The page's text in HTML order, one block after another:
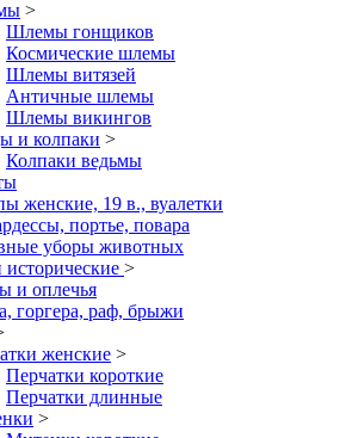
>
Шлемы гонщиков
Космические шлемы
Шлемы витязей
Античные шлемы
Шлемы викингов
и колпаки >
Колпаки ведьмы
женские, 19 в., вуалетки
портье, повара
уборы животных
>
и оплечья
горгера, раф, брыжи
женские >
Перчатки короткие
Перчатки длинные
>